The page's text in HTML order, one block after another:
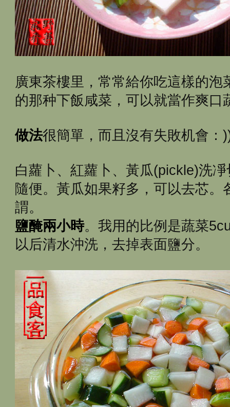
廣東茶樓里，常常給你吃這樣的泡
的那种下飯咸菜，可以就當作爽口
做法很簡單，而且沒有失敗机會：
白蘿卜、紅蘿卜、黃瓜(pickle)洗
隨便。黃瓜如果籽多，可以去芯。
謂。
鹽醃兩小時。我用的比例是蔬菜
以后清水沖洗，去掉表面鹽分。